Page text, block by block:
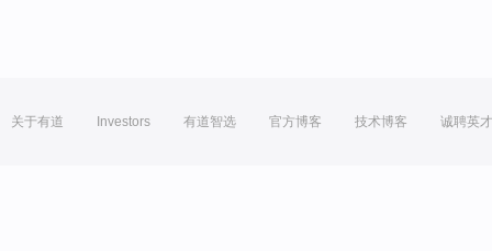
关于有道 Investors 有道智选 官方博客 技术博客 诚聘英才